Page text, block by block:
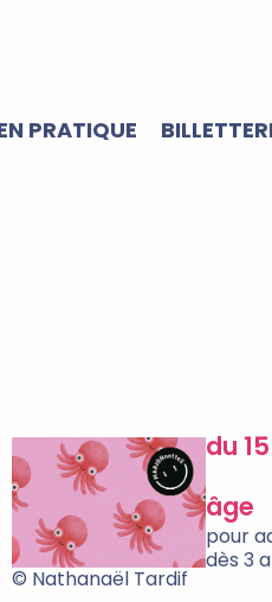
PRATIQUE
© Nathanaël Tardif
du
âge
pour
dès 3